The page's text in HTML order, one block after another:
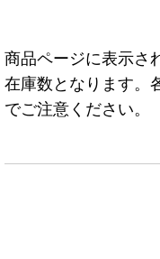
商品ページに表示さ
在庫数となります。
でご注意ください。